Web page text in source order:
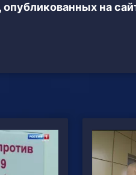
опубликованных на